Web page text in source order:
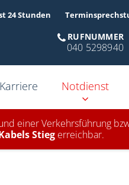
24 Stunden
RUFNUMMER
040 5298940
Karriere Notdienst
einer Verkehrsführung
Stieg erreichbar.